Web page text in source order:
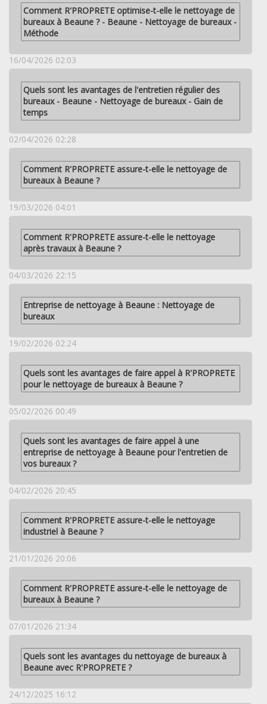
Comment R'PROPRETE optimise-t-elle le nettoyage de
bureaux à Beaune ? - Beaune - Nettoyage de bureaux -
Méthode
16/04/2026 02:03
Quels sont les avantages de l'entretien régulier des
bureaux - Beaune - Nettoyage de bureaux - Gain de
temps
02/04/2026 02:28
Comment R'PROPRETE assure-t-elle le nettoyage de
bureaux à Beaune ?
19/03/2026 04:01
Comment R'PROPRETE assure-t-elle le nettoyage
après travaux à Beaune ?
04/03/2026 22:15
Entreprise de nettoyage à Beaune : Nettoyage de
bureaux
19/02/2026 02:24
Quels sont les avantages de faire appel à R'PROPRETE
pour le nettoyage de bureaux à Beaune ?
05/02/2026 00:49
Quels sont les avantages de faire appel à une
entreprise de nettoyage à Beaune pour l'entretien de
vos bureaux ?
04/02/2026 20:45
Comment R'PROPRETE assure-t-elle le nettoyage
industriel à Beaune ?
21/01/2026 20:06
Comment R'PROPRETE assure-t-elle le nettoyage de
bureaux à Beaune ?
07/01/2026 21:34
Quels sont les avantages du nettoyage de bureaux à
Beaune avec R'PROPRETE ?
24/12/2025 16:12